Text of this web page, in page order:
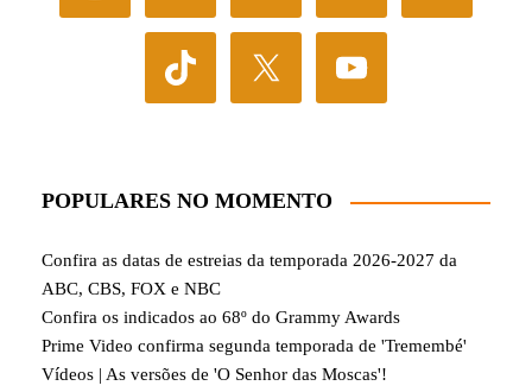
POPULARES NO MOMENTO
Confira as datas de estreias da temporada 2026-2027 da
ABC, CBS, FOX e NBC
Confira os indicados ao 68º do Grammy Awards
Prime Video confirma segunda temporada de 'Tremembé'
Vídeos | As versões de 'O Senhor das Moscas'!